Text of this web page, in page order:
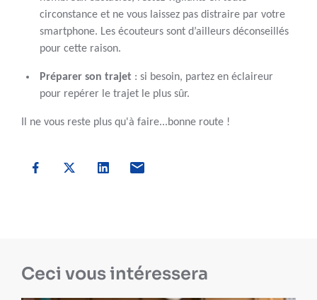
circonstance et ne vous laissez pas distraire par votre
smartphone. Les écouteurs sont d’ailleurs déconseillés
pour cette raison.
Préparer son trajet : si besoin, partez en éclaireur
pour repérer le trajet le plus sûr.
Il ne vous reste plus qu'à faire...bonne route !
Ceci vous intéressera